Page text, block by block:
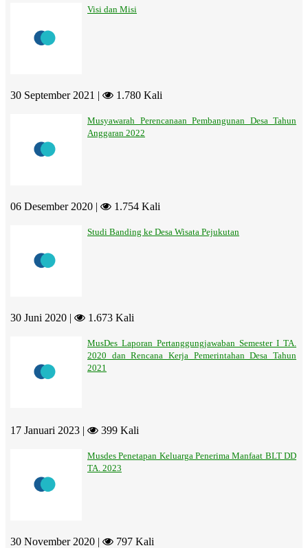
Visi dan Misi
30 September 2021 | 1.780 Kali
Musyawarah Perencanaan Pembangunan Desa Tahun
Anggaran 2022
06 Desember 2020 | 1.754 Kali
Studi Banding ke Desa Wisata Pejukutan
30 Juni 2020 | 1.673 Kali
MusDes Laporan Pertanggungjawaban Semester I TA.
2020 dan Rencana Kerja Pemerintahan Desa Tahun
2021
17 Januari 2023 | 399 Kali
Musdes Penetapan Keluarga Penerima Manfaat BLT DD
TA. 2023
30 November 2020 | 797 Kali